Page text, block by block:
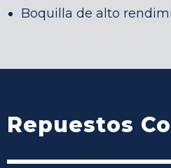
Boquilla de alto
Repuestos